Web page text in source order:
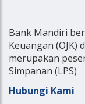
Bank Mandiri
Keuangan (OJK)
merupakan
Simpanan (LPS)
Hubungi Kami